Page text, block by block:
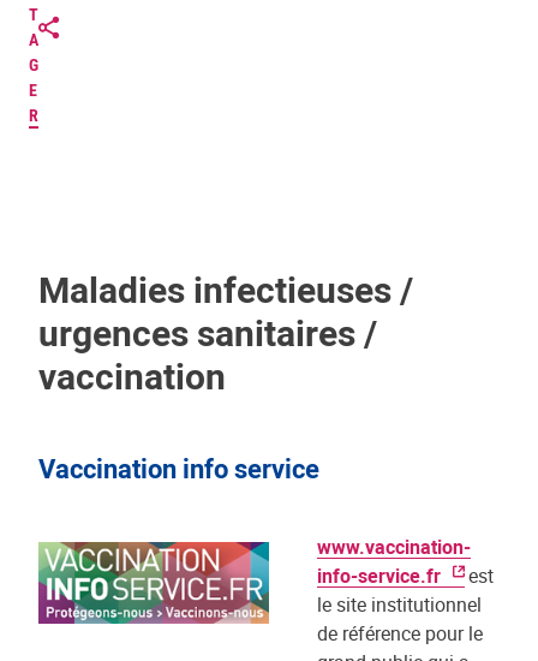
T
A
G
E
R
Maladies infectieuses /
urgences sanitaires /
vaccination
Vaccination info service
www.vaccination-
info-service.fr
est
le site institutionnel
de référence pour le